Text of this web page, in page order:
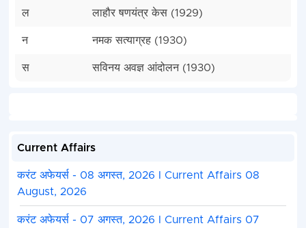
ल लाहौर षणयंत्र केस (1929)
न नमक सत्याग्रह (1930)
स सविनय अवज्ञ आंदोलन (1930)
Current Affairs
करंट अफेयर्स - 08 अगस्त, 2026 I Current Affairs 08
August, 2026
करंट अफेयर्स - 07 अगस्त, 2026 I Current Affairs 07